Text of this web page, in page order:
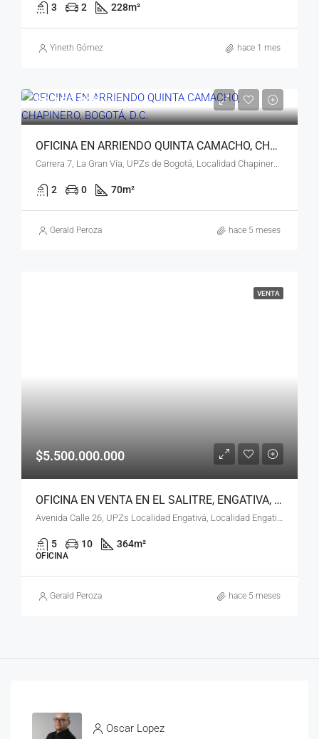
3 2 228m²
Yineth Gómez hace 1 mes
$3.150.000
OFICINA EN ARRIENDO QUINTA CAMACHO, CHAPINERO, BOGOTÁ, D.C.
Carrera 7, La Gran Via, UPZs de Bogotá, Localidad Chapinero, Bogotá, Bogotá, Distrito Capital, RAP (Especial) Central, 110221, Colombia
2 0 70m²
Gerald Peroza hace 5 meses
VENTA
$5.500.000.000
OFICINA EN VENTA EN EL SALITRE, ENGATIVA, BOGOTÁ, D.C
Avenida Calle 26, UPZs Localidad Engativá, Localidad Engativá, Bogotá, Bogotá, Distrito Capital, RAP (Especial) Central, 111071, Colombia
5 10 364m²
OFICINA
Gerald Peroza hace 5 meses
Oscar Lopez